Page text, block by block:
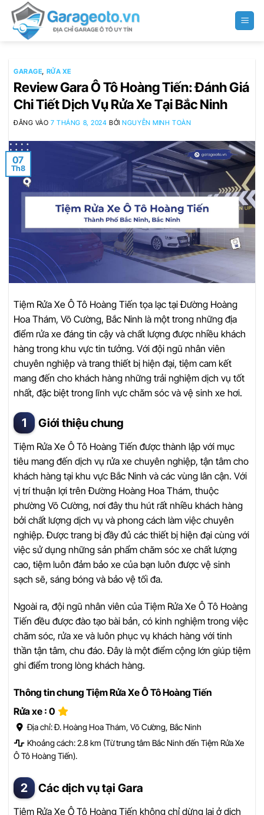
qua
GARAGE, RỬA XE
Review Gara Ô Tô Hoàng Tiến: Đánh Giá
Chi Tiết Dịch Vụ Rửa Xe Tại Bắc Ninh
ĐĂNG VÀO7 THÁNG 8, 2024 BỞINGUYỄN MINH TOÀN
07
Th8
Tiệm Rửa Xe Ô Tô Hoàng Tiến tọa lạc tại Đường Hoàng
Hoa Thám, Võ Cường, Bắc Ninh là một trong những địa
điểm rửa xe đáng tin cậy và chất lượng được nhiều khách
hàng trong khu vực tin tưởng. Với đội ngũ nhân viên
chuyên nghiệp và trang thiết bị hiện đại, tiệm cam kết
mang đến cho khách hàng những trải nghiệm dịch vụ tốt
nhất, đặc biệt trong lĩnh vực chăm sóc và vệ sinh xe hơi.
Giới thiệu chung
Tiệm Rửa Xe Ô Tô Hoàng Tiến được thành lập với mục
tiêu mang đến dịch vụ rửa xe chuyên nghiệp, tận tâm cho
khách hàng tại khu vực Bắc Ninh và các vùng lân cận. Với
vị trí thuận lợi trên Đường Hoàng Hoa Thám, thuộc
phường Võ Cường, nơi đây thu hút rất nhiều khách hàng
bởi chất lượng dịch vụ và phong cách làm việc chuyên
nghiệp. Được trang bị đầy đủ các thiết bị hiện đại cùng với
việc sử dụng những sản phẩm chăm sóc xe chất lượng
cao, tiệm luôn đảm bảo xe của bạn luôn được vệ sinh
sạch sẽ, sáng bóng và bảo vệ tối đa.
Ngoài ra, đội ngũ nhân viên của Tiệm Rửa Xe Ô Tô Hoàng
Tiến đều được đào tạo bài bản, có kinh nghiệm trong việc
chăm sóc, rửa xe và luôn phục vụ khách hàng với tinh
thần tận tâm, chu đáo. Đây là một điểm cộng lớn giúp tiệm
ghi điểm trong lòng khách hàng.
Thông tin chung Tiệm Rửa Xe Ô Tô Hoàng Tiến
Rửa xe : 0
Địa chỉ: Đ. Hoàng Hoa Thám, Võ Cường, Bắc Ninh
Khoảng cách: 2.8 km (Từ trung tâm Bắc Ninh đến Tiệm Rửa Xe
Ô Tô Hoàng Tiến).
Các dịch vụ tại Gara
Tiệm Rửa Xe Ô Tô Hoàng Tiến không chỉ dừng lại ở dịch